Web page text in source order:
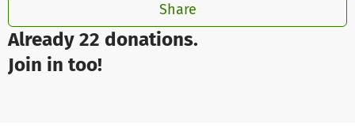
Already 22 donations.
Join in too!
Share